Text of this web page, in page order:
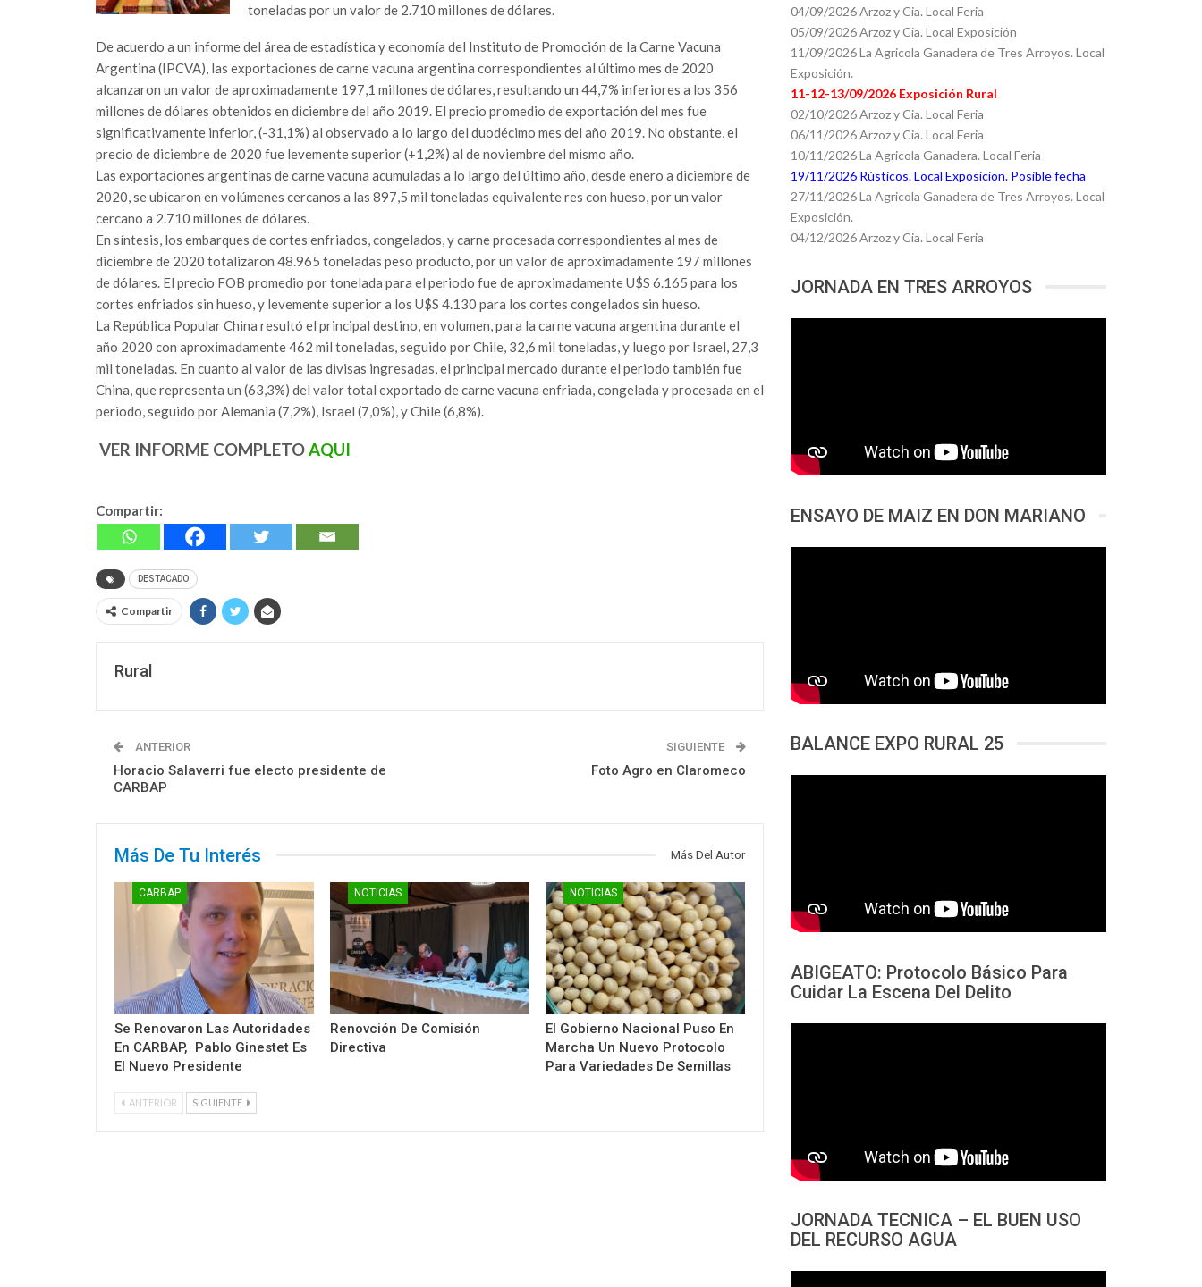
toneladas por un valor de 2.710 millones de dólares.
De acuerdo a un informe del área de estadística y economía del Instituto de Promoción de la Carne Vacuna
Argentina (IPCVA), las exportaciones de carne vacuna argentina correspondientes al último mes de 2020
alcanzaron un valor de aproximadamente 197,1 millones de dólares, resultando un 44,7% inferiores a los 356
millones de dólares obtenidos en diciembre del año 2019. El precio promedio de exportación del mes fue
significativamente inferior, (-31,1%) al observado a lo largo del duodécimo mes del año 2019. No obstante, el
precio de diciembre de 2020 fue levemente superior (+1,2%) al de noviembre del mismo año.
Las exportaciones argentinas de carne vacuna acumuladas a lo largo del último año, desde enero a diciembre de
2020, se ubicaron en volúmenes cercanos a las 897,5 mil toneladas equivalente res con hueso, por un valor
cercano a 2.710 millones de dólares.
En síntesis, los embarques de cortes enfriados, congelados, y carne procesada correspondientes al mes de
diciembre de 2020 totalizaron 48.965 toneladas peso producto, por un valor de aproximadamente 197 millones
de dólares. El precio FOB promedio por tonelada para el periodo fue de aproximadamente U$S 6.165 para los
cortes enfriados sin hueso, y levemente superior a los U$S 4.130 para los cortes congelados sin hueso.
La República Popular China resultó el principal destino, en volumen, para la carne vacuna argentina durante el
año 2020 con aproximadamente 462 mil toneladas, seguido por Chile, 32,6 mil toneladas, y luego por Israel, 27,3
mil toneladas. En cuanto al valor de las divisas ingresadas, el principal mercado durante el periodo también fue
China, que representa un (63,3%) del valor total exportado de carne vacuna enfriada, congelada y procesada en el
periodo, seguido por Alemania (7,2%), Israel (7,0%), y Chile (6,8%).
VER INFORME COMPLETOAQUI
Compartir:
DESTACADO
Compartir
Rural
ANTERIOR
Horacio Salaverri fue electo presidente de
CARBAP
SIGUIENTE
Foto Agro en Claromeco
Más De Tu Interés Más Del Autor
CARBAP
Se Renovaron Las Autoridades
En CARBAP, Pablo Ginestet Es
El Nuevo Presidente
NOTICIAS
Renovción De Comisión
Directiva
NOTICIAS
El Gobierno Nacional Puso En
Marcha Un Nuevo Protocolo
Para Variedades De Semillas
ANTERIOR SIGUIENTE
04/09/2026 Arzoz y Cia. Local Feria
05/09/2026 Arzoz y Cia. Local Exposición
11/09/2026 La Agricola Ganadera de Tres Arroyos. Local
Exposición.
11-12-13/09/2026 Exposición Rural
02/10/2026 Arzoz y Cia. Local Feria
06/11/2026 Arzoz y Cia. Local Feria
10/11/2026 La Agricola Ganadera. Local Feria
19/11/2026 Rústicos. Local Exposicion. Posible fecha
27/11/2026 La Agricola Ganadera de Tres Arroyos. Local
Exposición.
04/12/2026 Arzoz y Cia. Local Feria
JORNADA EN TRES ARROYOS
ENSAYO DE MAIZ EN DON MARIANO
BALANCE EXPO RURAL 25
ABIGEATO: Protocolo Básico Para
Cuidar La Escena Del Delito
JORNADA TECNICA – EL BUEN USO
DEL RECURSO AGUA